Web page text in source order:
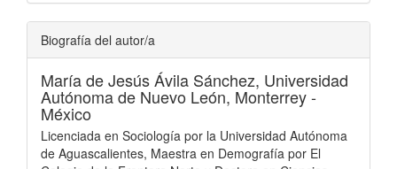
Biografía del autor/a
María de Jesús Ávila Sánchez, Universidad
Autónoma de Nuevo León, Monterrey -
México
Licenciada en Sociología por la Universidad Autónoma
de Aguascalientes, Maestra en Demografía por El